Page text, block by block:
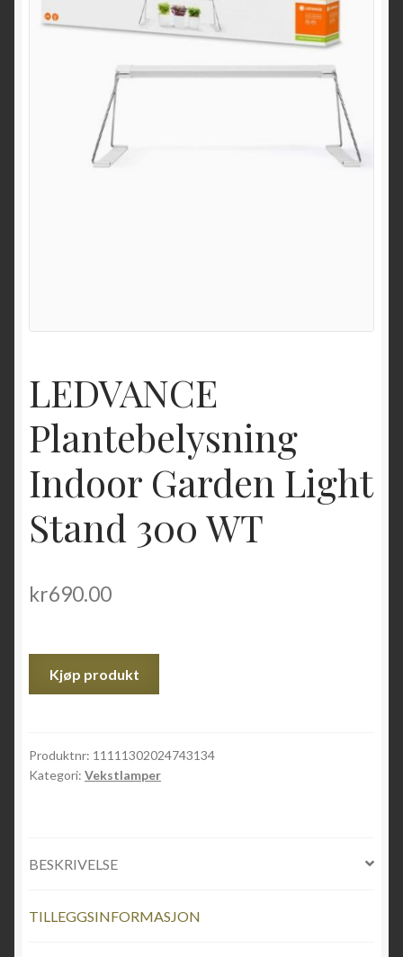
LEDVANCE
Plantebelysning
Indoor Garden Light
Stand 300 WT
kr690.00
Kjøp produkt
Produktnr: 11111302024743134
Kategori: Vekstlamper
BESKRIVELSE
TILLEGGSINFORMASJON